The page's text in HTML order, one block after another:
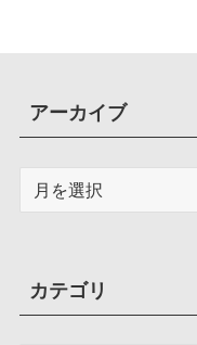
アーカイブ
ブカテゴリ